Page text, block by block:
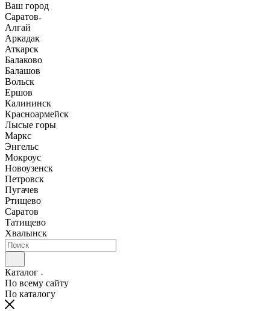
Ваш город
Саратов
Алгай
Аркадак
Аткарск
Балаково
Балашов
Вольск
Ершов
Калининск
Красноармейск
Лысые горы
Маркс
Энгельс
Мокроус
Новоузенск
Петровск
Пугачев
Ртищево
Саратов
Татищево
Хвалынск
Каталог
По всему сайту
По каталогу